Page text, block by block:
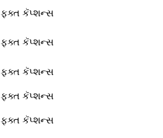
ફક્ત કૅપ્શન્સ
ફક્ત કૅપ્શન્સ
ફક્ત કૅપ્શન્સ
ફક્ત કૅપ્શન્સ
ફક્ત કૅપ્શન્સ